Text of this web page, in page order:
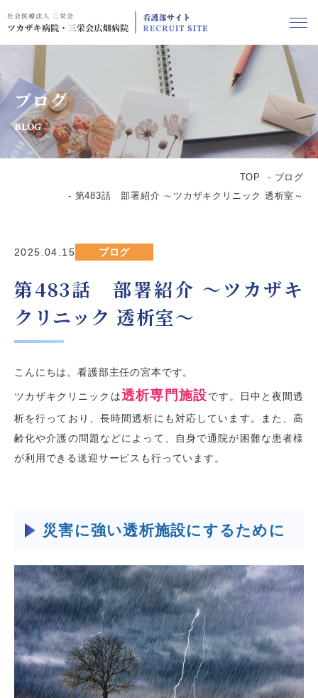
ブログ
BLOG
TOP
ブログ
第483話 部署紹介 ～ツカザキクリニック 透析室～
2025.04.15 ブログ
第483話 部署紹介 ～ツカザキ
クリニック 透析室～
こんにちは。看護部主任の宮本です。
ツカザキクリニックは透析専門施設です。日中と夜間透
析を行っており、長時間透析にも対応しています。また、高
齢化や介護の問題などによって、自身で通院が困難な患者様
が利用できる送迎サービスも行っています。
災害に強い透析施設にするために